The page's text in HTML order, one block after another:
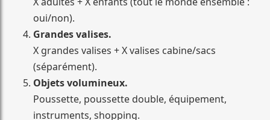
oui/non).
Grandes valises.
X grandes valises + X valises cabine/sacs
(séparément).
Objets volumineux.
Poussette, poussette double, équipement,
instruments, shopping.